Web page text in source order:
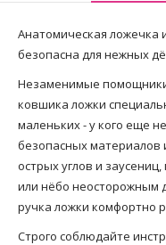
Анатомическая ложечка
безопасна для нежных
Незаменимые
ковшика ложки
маленьких - у кого еще
безопасных материалов
острых углов и
или нёбо неосторожным
ручка ложки комфортно
Строго соблюдайте